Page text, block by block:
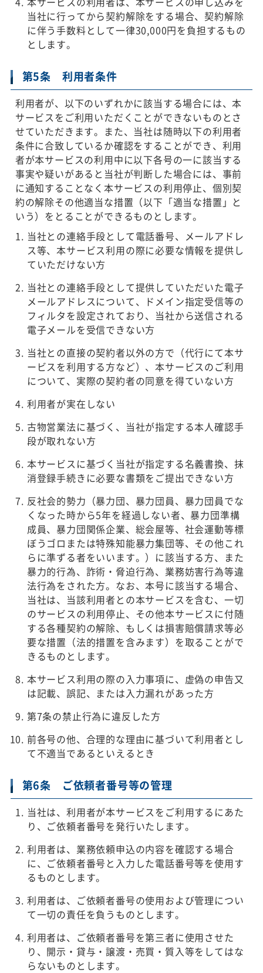
当社に行ってから契約解除をする場合、契約解除
に伴う手数料として一律30,000円を負担するもの
とします。
第5条 利用者条件
利用者が、以下のいずれかに該当する場合には、本
サービスをご利用いただくことができないものとさ
せていただきます。また、当社は随時以下の利用者
条件に合致しているか確認をすることができ、利用
者が本サービスの利用中に以下各号の一に該当する
事実や疑いがあると当社が判断した場合には、事前
に通知することなく本サービスの利用停止、個別契
約の解除その他適当な措置（以下「適当な措置」と
いう）をとることができるものとします。
当社との連絡手段として電話番号、メールアドレ
ス等、本サービス利用の際に必要な情報を提供し
ていただけない方
当社との連絡手段として提供していただいた電子
メールアドレスについて、ドメイン指定受信等の
フィルタを設定されており、当社から送信される
電子メールを受信できない方
当社との直接の契約者以外の方で（代行にて本サ
ービスを利用する方など）、本サービスのご利用
について、実際の契約者の同意を得ていない方
利用者が実在しない
古物営業法に基づく、当社が指定する本人確認手
段が取れない方
本サービスに基づく当社が指定する名義書換、抹
消登録手続きに必要な書類をご提出できない方
反社会的勢力（暴力団、暴力団員、暴力団員でな
くなった時から5年を経過しない者、暴力団準構
成員、暴力団関係企業、総会屋等、社会運動等標
ぼうゴロまたは特殊知能暴力集団等、その他これ
らに準ずる者をいいます。）に該当する方、また
暴力的行為、詐術・脅迫行為、業務妨害行為等違
法行為をされた方。なお、本号に該当する場合、
当社は、当該利用者との本サービスを含む、一切
のサービスの利用停止、その他本サービスに付随
する各種契約の解除、もしくは損害賠償請求等必
要な措置（法的措置を含みます）を取ることがで
きるものとします。
本サービス利用の際の入力事項に、虚偽の申告又
は記載、誤記、または入力漏れがあった方
第7条の禁止行為に違反した方
前各号の他、合理的な理由に基づいて利用者とし
て不適当であるといえるとき
第6条 ご依頼者番号等の管理
当社は、利用者が本サービスをご利用するにあた
り、ご依頼者番号を発行いたします。
利用者は、業務依頼申込の内容を確認する場合
に、ご依頼者番号と入力した電話番号等を使用す
るものとします。
利用者は、ご依頼者番号の使用および管理につい
て一切の責任を負うものとします。
利用者は、ご依頼者番号を第三者に使用させた
り、開示・貸与・譲渡・売買・質入等をしてはな
らないものとします。